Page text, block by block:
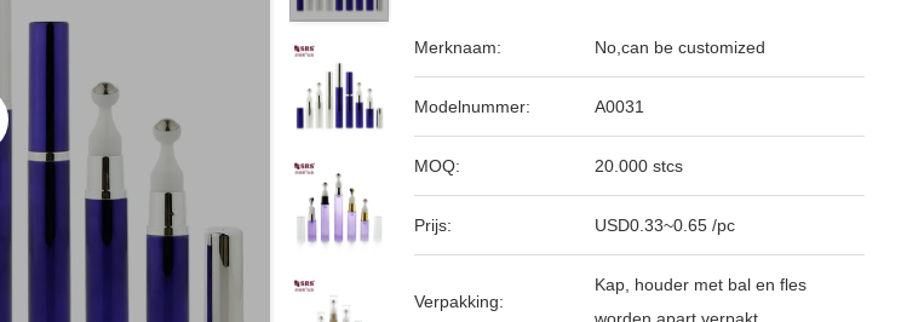
Merknaam: No,can be customized
Modelnummer: A0031
MOQ: 20.000 stcs
Prijs: USD0.33~0.65 /pc
Verpakking:
Kap, houder met bal en fles